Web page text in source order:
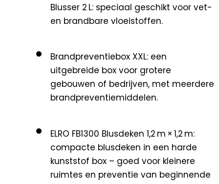
Blusser 2 L: speciaal geschikt voor vet-
en brandbare vloeistoffen.
Brandpreventiebox XXL: een
uitgebreide box voor grotere
gebouwen of bedrijven, met meerdere
brandpreventiemiddelen.
ELRO FB1300 Blusdeken 1,2 m × 1,2 m:
compacte blusdeken in een harde
kunststof box – goed voor kleinere
ruimtes en preventie van beginnende